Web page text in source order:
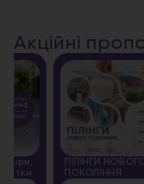
Акційні
ПІЛІНГИ НОВОГО
ПОКОЛІННЯ